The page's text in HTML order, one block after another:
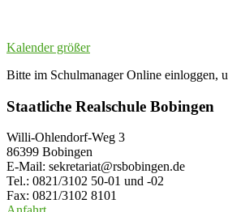
Kalender größer
Bitte im Schulmanager Online einloggen,
Staatliche Realschule Bobingen
Willi-Ohlendorf-Weg 3
86399 Bobingen
E-Mail: sekretariat@rsbobingen.de
Tel.: 0821/3102 50-01 und -02
Fax: 0821/3102 8101